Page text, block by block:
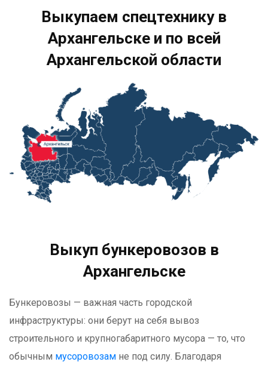
Выкупаем спецтехнику в
Архангельске и по всей
Архангельской области
Выкуп бункеровозов в
Архангельске
Бункеровозы — важная часть городской
инфраструктуры: они берут на себя вывоз
строительного и крупногабаритного мусора — то, что
обычным мусоровозам не под силу. Благодаря